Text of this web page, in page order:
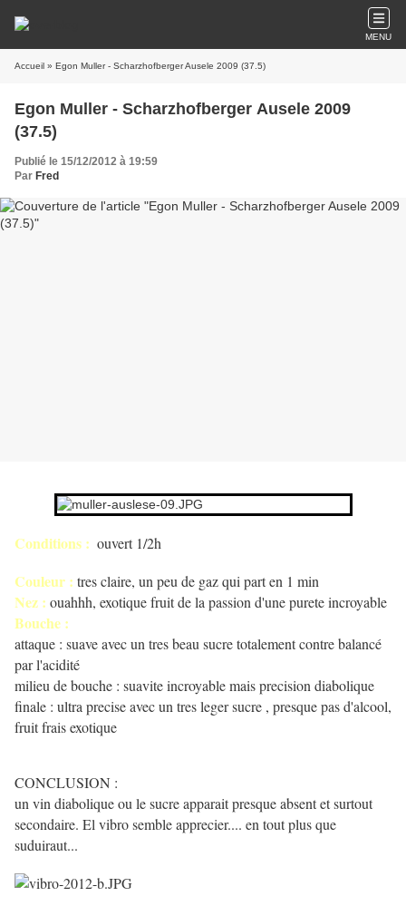
MENU
Accueil » Egon Muller - Scharzhofberger Ausele 2009 (37.5)
Egon Muller - Scharzhofberger Ausele 2009
(37.5)
Publié le 15/12/2012 à 19:59
Par Fred
Conditions : ouvert 1/2h
Couleur : tres claire, un peu de gaz qui part en 1 min
Nez : ouahhh, exotique fruit de la passion d'une purete incroyable
Bouche :
attaque : suave avec un tres beau sucre totalement contre balancé
par l'acidité
milieu de bouche : suavite incroyable mais precision diabolique
finale : ultra precise avec un tres leger sucre , presque pas d'alcool,
fruit frais exotique
CONCLUSION :
un vin diabolique ou le sucre apparait presque absent et surtout
secondaire. El vibro semble apprecier.... en tout plus que
suduiraut...